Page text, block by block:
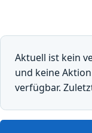
Aktuell ist kein
und keine
verfügbar.